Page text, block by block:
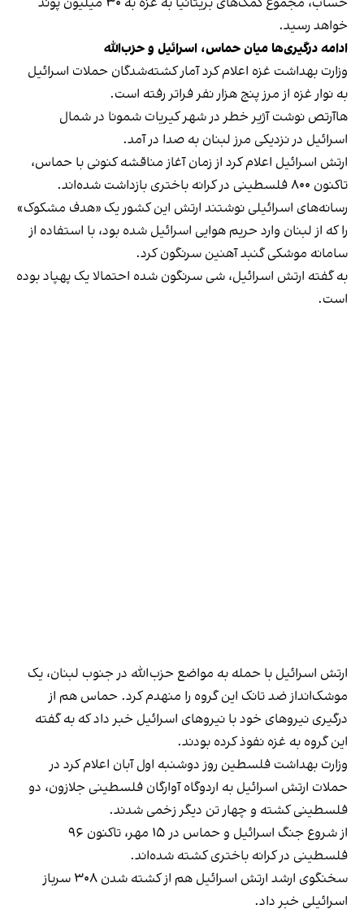
خواهد رسید.
ادامه درگیری‌ها میان حماس، اسرائیل و حزب‌الله
وزارت بهداشت غزه اعلام کرد آمار کشته‌شدگان حملات اسرائیل
به نوار غزه از مرز پنج هزار نفر فراتر رفته است.
هاآرتص نوشت آژیر خطر در شهر کیریات شمونا در شمال
اسرائیل در نزدیکی مرز لبنان به صدا در آمد.
ارتش اسرائیل اعلام کرد از زمان آغاز مناقشه کنونی با حماس،
تاکنون ۸۰۰ فلسطینی در کرانه باختری بازداشت شده‌اند.
رسانه‌های اسرائیلی نوشتند ارتش این کشور یک «هدف مشکوک»
را که از لبنان وارد حریم هوایی اسرائیل شده بود، با استفاده از
سامانه موشکی گنبد آهنین سرنگون کرد.
به گفته ارتش اسرائیل، شی سرنگون شده احتمالا یک پهپاد بوده
است.
ارتش اسرائیل با حمله به مواضع حزب‌الله در جنوب لبنان، یک
موشک‌انداز ضد تانک این گروه را منهدم کرد. حماس هم از
درگیری نیروهای خود با نیروهای اسرائیل خبر داد که به گفته
این گروه به غزه نفوذ کرده بودند.
وزارت بهداشت فلسطین روز دوشنبه اول آبان اعلام کرد در
حملات ارتش اسرائیل به اردوگاه آوارگان فلسطینی جلازون، دو
فلسطینی کشته و چهار تن دیگر زخمی شدند.
از شروع جنگ اسرائیل و حماس در ۱۵ مهر، تاکنون ۹۶
فلسطینی در کرانه باختری کشته شده‌اند.
سخنگوی ارشد ارتش اسرائیل هم از کشته شدن ۳۰۸ سرباز
اسرائیلی خبر داد.